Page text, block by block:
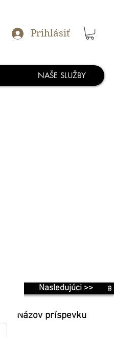
Prihlásiť
NAŠE SLUŽBY
Nasledujúci >>
Názov príspevku